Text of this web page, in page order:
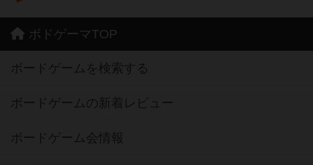
ボドゲーマTOP
ボードゲームを検索する
ボードゲームの新着レビュー
ボードゲーム会情報